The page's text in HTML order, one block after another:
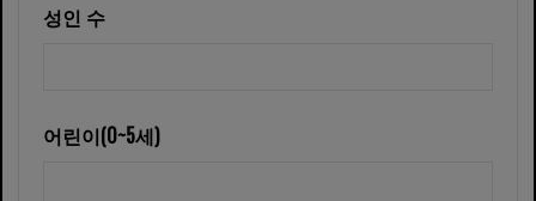
성인 수
어린이(0~5세)